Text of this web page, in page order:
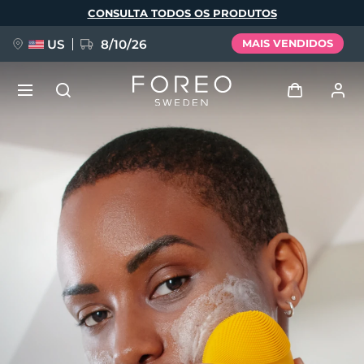
principal
CONSULTA TODOS OS PRODUTOS
US 8/10/26 MAIS VENDIDOS
Perfil de usuário
Meus aparelhos
Meus pedidos
Meus endereços
As minhas subscrições
NOVIDADE
FAQ™ Pure Beauty-Tech Elixir
BREAKING NEWS
issa™ Teeth Whitening Set
Idioma
English Deutsch
Español
Français
Italiano
Português
Svenska
Русский
Türkçe
简体中文 繁體中文